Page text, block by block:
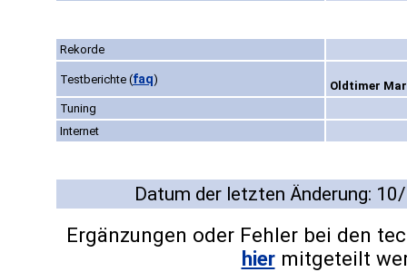
Rekorde
Testberichte (faq)
Oldtimer
Tuning
Internet
Datum der letzten Änderung:
Ergänzungen oder Fehler bei den
hiermitgeteilt